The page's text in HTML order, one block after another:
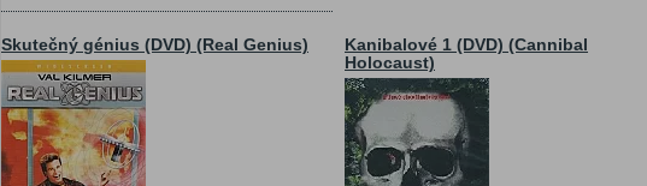
Skutečný génius (DVD) (Real Genius)
Kanibalové 1 (DVD) (Cannibal
Holocaust)